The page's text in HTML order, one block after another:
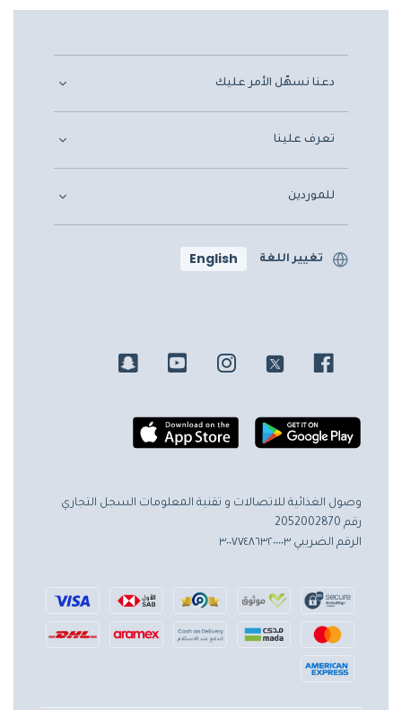
دعنا نسهّل الأمر عليك
تعرف علينا
للموردين
تغيير اللغة English
وصول الغذائية للاتصالات و تقنية المعلومات السجل التجاري
رقم 2052002870
الرقم الضريبي ٣٠٠٧٧٤٨٦٣٢٠٠٠٠٣